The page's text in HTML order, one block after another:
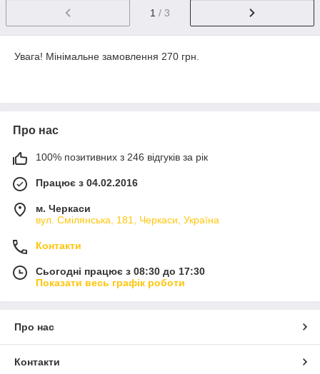
1 / 3
Увага! Мінімальне замовлення 270 грн.
Про нас
100% позитивних з 246 відгуків за рік
Працює з 04.02.2016
м. Черкаси
вул. Смілянська, 181, Черкаси, Україна
Контакти
Сьогодні працює з 08:30 до 17:30
Показати весь графік роботи
Про нас
Контакти